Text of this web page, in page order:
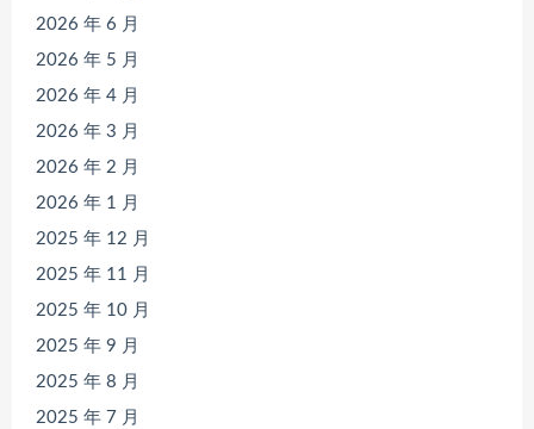
2026 年 6 月
2026 年 5 月
2026 年 4 月
2026 年 3 月
2026 年 2 月
2026 年 1 月
2025 年 12 月
2025 年 11 月
2025 年 10 月
2025 年 9 月
2025 年 8 月
2025 年 7 月